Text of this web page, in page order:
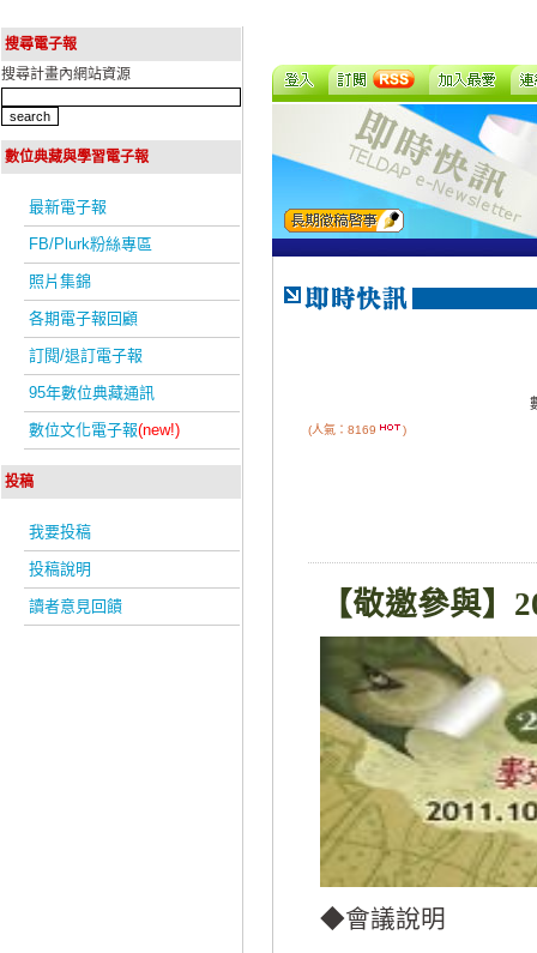
搜尋電子報
搜尋計畫內網站資源
數位典藏與學習電子報
最新電子報
FB/Plurk粉絲專區
照片集錦
各期電子報回顧
訂閱/退訂電子報
95年數位典藏通訊
數位文化電子報(new!)
投稿
我要投稿
投稿說明
讀者意見回饋
(人氣：8169 )
【敬邀參與】
◆會議說明